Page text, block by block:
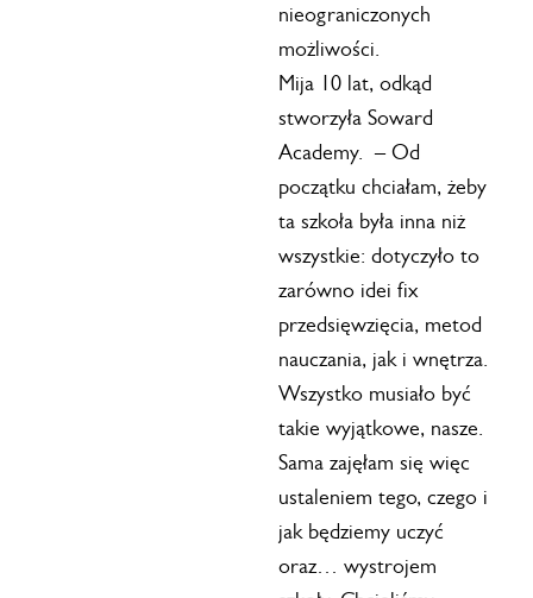
nieograniczonych
możliwości.
Mija 10 lat, odkąd
stworzyła Soward
Academy. – Od
początku chciałam, żeby
ta szkoła była inna niż
wszystkie: dotyczyło to
zarówno idei fix
przedsięwzięcia, metod
nauczania, jak i wnętrza.
Wszystko musiało być
takie wyjątkowe, nasze.
Sama zajęłam się więc
ustaleniem tego, czego i
jak będziemy uczyć
oraz… wystrojem